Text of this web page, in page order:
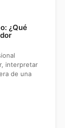
¿Qué
interpretar
de una